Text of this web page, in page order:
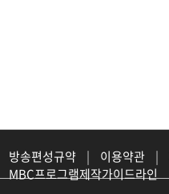
방송편성규약 | 이용약관 |
MBC프로그램제작가이드라인